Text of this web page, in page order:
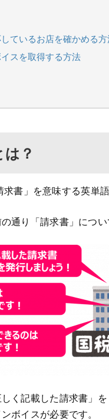
ているお店を確かめる方
スを取得する方法
？
書」を意味する英単語
通り「請求書」につい
く記載した請求書」
ボイスが必要です。